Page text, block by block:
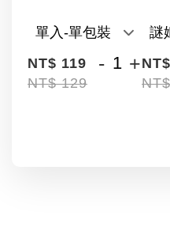
NT$ 119
NT$ 129
- +